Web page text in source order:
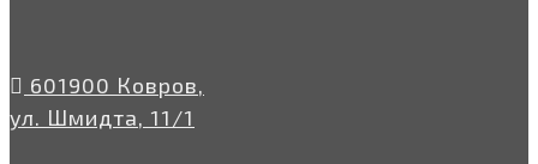
601900 Ковров,
ул. Шмидта, 11/1